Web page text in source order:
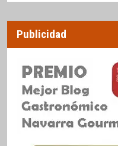
Publicidad